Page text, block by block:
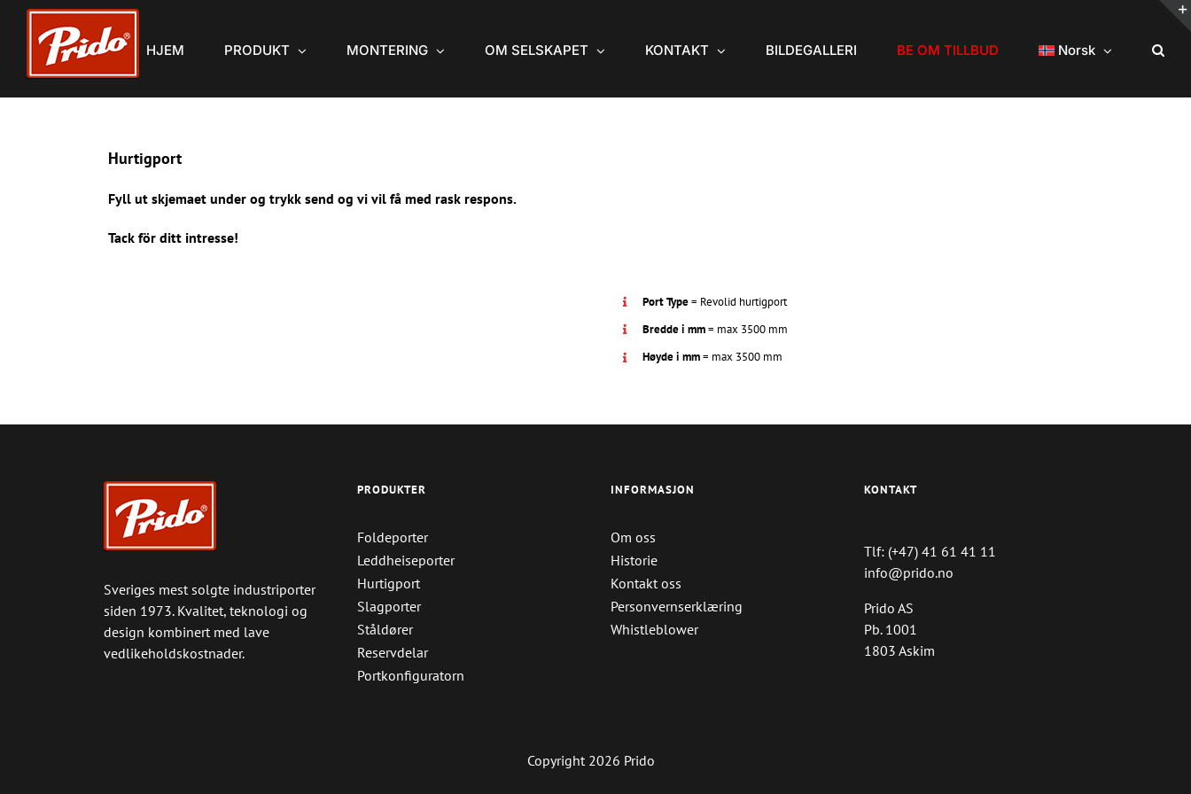
HJEM PRODUKT MONTERING OM SELSKAPET KONTAKT BILDEGALLERI BE OM TILLBUD Norsk
Hurtigport
Fyll ut skjemaet under og trykk send og vi vil få med rask respons.
Tack för ditt intresse!
Port Type= Revolid hurtigport
Bredde i mm= max 3500 mm
Høyde i mm= max 3500 mm
Sveriges mest solgte industriporter
siden 1973. Kvalitet, teknologi og
design kombinert med lave
vedlikeholdskostnader.
PRODUKTER
Foldeporter
Leddheiseporter
Hurtigport
Slagporter
Ståldører
Reservdelar
Portkonfiguratorn
INFORMASJON
Om oss
Historie
Kontakt oss
Personvernserklæring
Whistleblower
KONTAKT
Tlf: (+47) 41 61 41 11
info@prido.no
Prido AS
Pb. 1001
1803 Askim
Copyright 2026 Prido